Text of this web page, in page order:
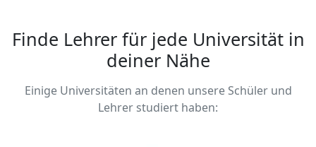
Finde Lehrer für jede Universität in
deiner Nähe
Einige Universitäten an denen unsere Schüler und
Lehrer studiert haben: